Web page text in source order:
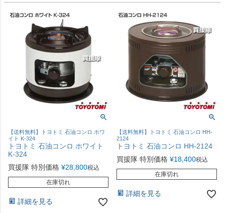
【送料無料】トヨトミ 石油コンロ ホワ
イト K-324
トヨトミ 石油コンロ ホワイト
K-324
買援隊 特別価格 ¥28,800税込
在庫切れ
詳細を見る
【送料無料】トヨトミ 石油コンロ HH-
2124
トヨトミ 石油コンロ HH-2124
買援隊 特別価格 ¥18,400税込
在庫切れ
詳細を見る